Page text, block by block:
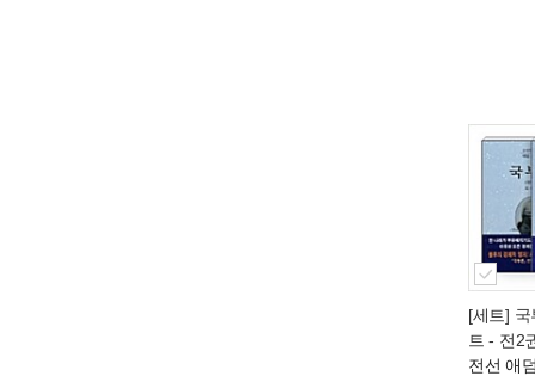
[세트]
트 - 전2
전선 애